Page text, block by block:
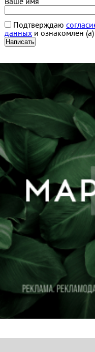
Подтверждаю
данныхи ознакомлен (а)